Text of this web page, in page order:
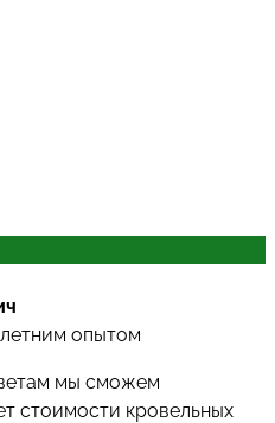
опытом
мы сможем
стоимости кровельных